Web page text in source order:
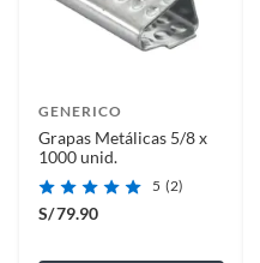
GENERICO
Grapas Metálicas 5/8 x
1000 unid.
5 (2)
S/79.90